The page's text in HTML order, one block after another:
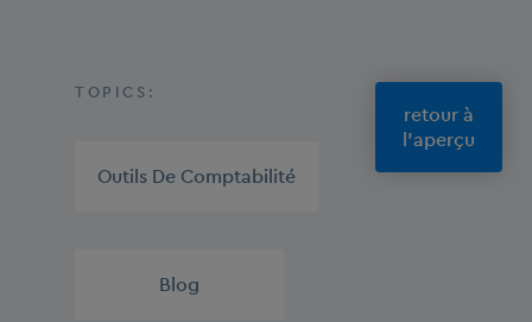
TOPICS:
Outils De Comptabilité
Blog
retour à
l'aperçu